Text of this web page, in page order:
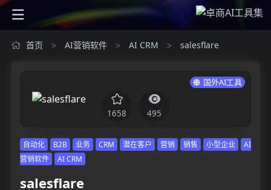
首页 > AI营销软件 > AI CRM > salesflare
国外AI工具
1658 495
自动化 B2B 业务 CRM 潜在客户 营销 销售 小型企业
AI
营销软件
AI CRM
salesflare